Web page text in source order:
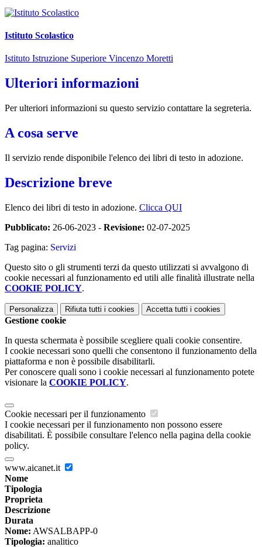
Istituto Scolastico
Istituto Istruzione Superiore Vincenzo Moretti
Ulteriori informazioni
Per ulteriori informazioni su questo servizio contattare la segreteria.
A cosa serve
Il servizio rende disponibile l'elenco dei libri di testo in adozione.
Descrizione breve
Elenco dei libri di testo in adozione. Clicca QUI
Pubblicato: 26-06-2023 - Revisione: 02-07-2025
Tag pagina: Servizi
Questo sito o gli strumenti terzi da questo utilizzati si avvalgono di
cookie necessari al funzionamento ed utili alle finalità illustrate nella
COOKIE POLICY.
Personalizza Rifiuta tutti i cookies Accetta tutti i cookies
Gestione cookie
In questa schermata è possibile scegliere quali cookie consentire.
I cookie necessari sono quelli che consentono il funzionamento della
piattaforma e non è possibile disabilitarli.
Per conoscere quali sono i cookie necessari al funzionamento potete
visionare la COOKIE POLICY.
Cookie necessari per il funzionamento
I cookie necessari per il funzionamento non possono essere
disabilitati. È possibile consultare l'elenco nella pagina della cookie
policy.
www.aicanet.it
Nome
Tipologia
Proprieta
Descrizione
Durata
Nome: AWSALBAPP-0
Tipologia: analitico